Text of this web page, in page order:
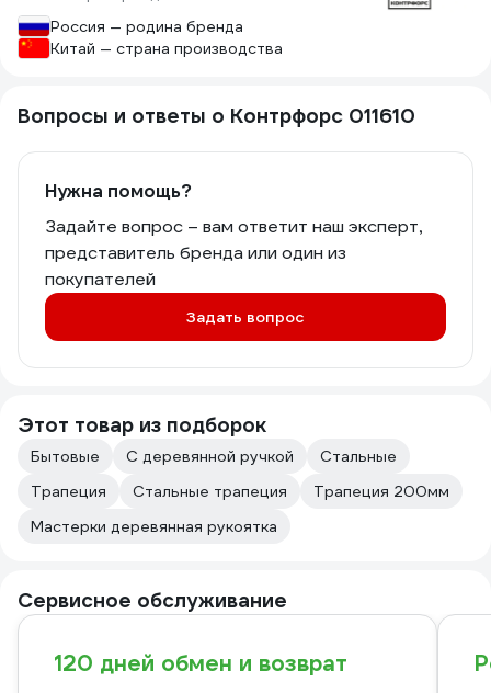
Россия — родина бренда
Китай — страна производства
Вопросы и ответы о Контрфорс 011610
Нужна помощь?
Задайте вопрос – вам ответит наш эксперт,
представитель бренда или один из
покупателей
Задать вопрос
Этот товар из подборок
Бытовые С деревянной ручкой
Стальные
Трапеция
Стальные трапеция
Трапеция 200мм
Мастерки деревянная рукоятка
Сервисное обслуживание
120 дней обмен и возврат